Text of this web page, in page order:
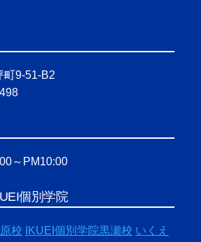
町9-51-B2
～PM10:00
個別学院
校 IKUEI個別学院黒瀬校 いくえ